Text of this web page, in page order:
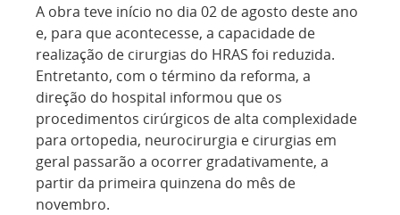
A obra teve início no dia 02 de agosto deste ano
e, para que acontecesse, a capacidade de
realização de cirurgias do HRAS foi reduzida.
Entretanto, com o término da reforma, a
direção do hospital informou que os
procedimentos cirúrgicos de alta complexidade
para ortopedia, neurocirurgia e cirurgias em
geral passarão a ocorrer gradativamente, a
partir da primeira quinzena do mês de
novembro.